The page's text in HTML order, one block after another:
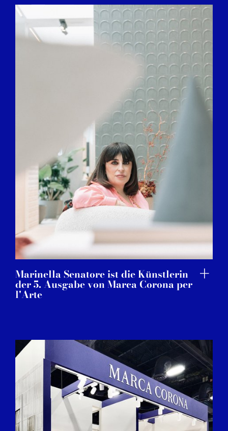
Marinella Senatore ist die Künstlerin
der 5. Ausgabe von Marca Corona per
l'Arte